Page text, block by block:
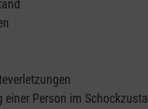
Person im